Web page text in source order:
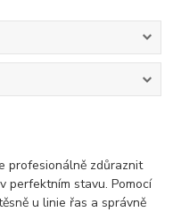
profesionálně zdůraznit
perfektním stavu. Pomocí
u linie řas a správně